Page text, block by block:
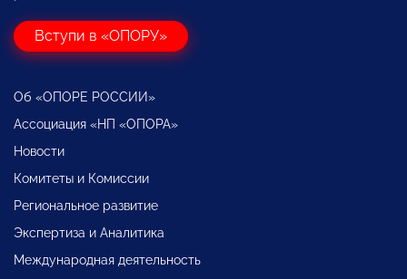
Вступи в «ОПОРУ»
Об «ОПОРЕ РОССИИ»
Ассоциация «НП «ОПОРА»
Новости
Комитеты и Комиссии
Региональное развитие
Экспертиза и Аналитика
Международная деятельность